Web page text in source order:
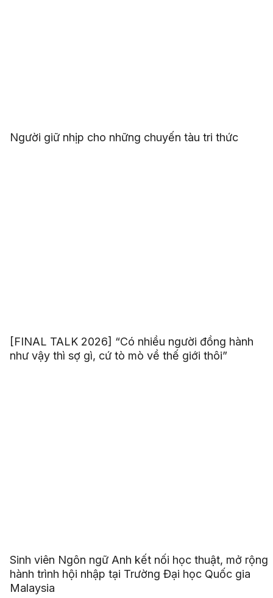
Người giữ nhịp cho những chuyến tàu tri thức
[FINAL TALK 2026] “Có nhiều người đồng hành
như vậy thì sợ gì, cứ tò mò về thế giới thôi”
Sinh viên Ngôn ngữ Anh kết nối học thuật, mở rộng
hành trình hội nhập tại Trường Đại học Quốc gia
Malaysia